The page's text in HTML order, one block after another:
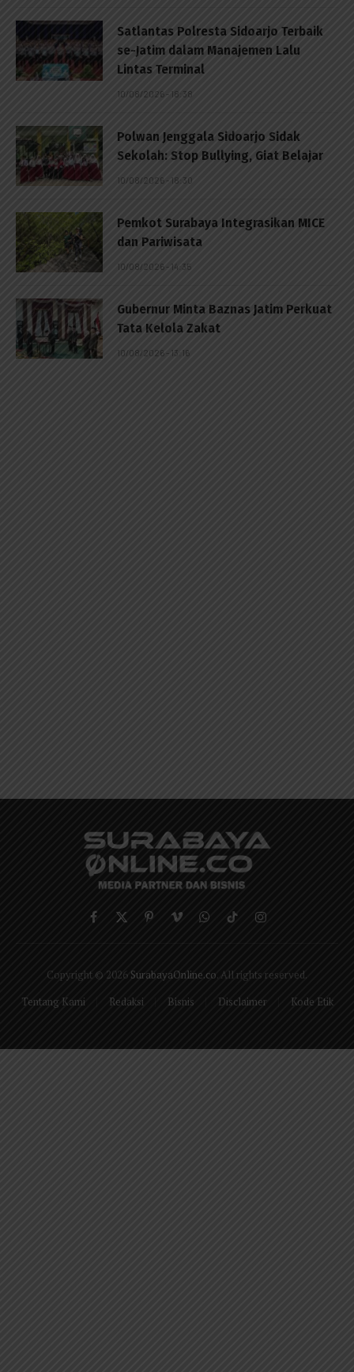
Satlantas Polresta Sidoarjo Terbaik
se-Jatim dalam Manajemen Lalu
Lintas Terminal
10/08/2026 - 18:38
Polwan Jenggala Sidoarjo Sidak
Sekolah: Stop Bullying, Giat Belajar
10/08/2026 - 18:30
Pemkot Surabaya Integrasikan MICE
dan Pariwisata
10/08/2026 - 14:35
Gubernur Minta Baznas Jatim Perkuat
Tata Kelola Zakat
10/08/2026 - 13:16
Facebook
X
PinterestVimeoWhatsApp
TikTokInstagram
Copyright © 2026 SurabayaOnline.co. All rights reserved.
Tentang Kami
Redaksi Bisnis Disclaimer Kode Etik